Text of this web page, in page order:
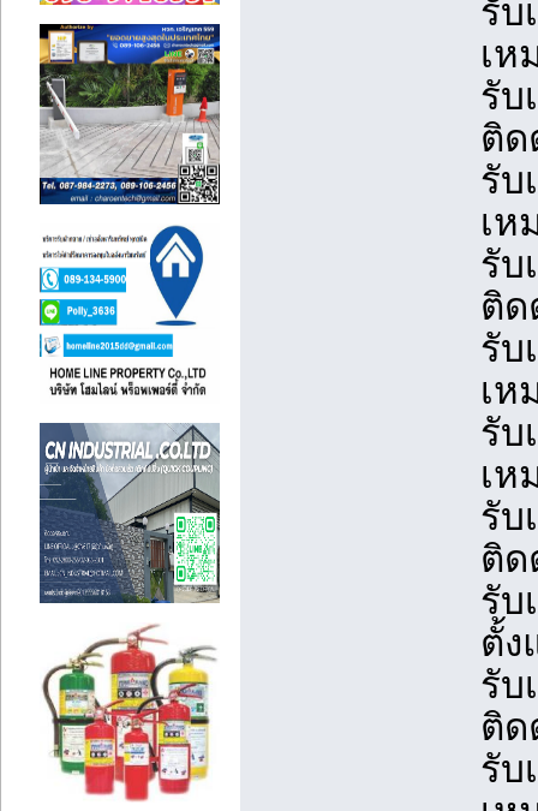
รับ
เห
รับ
ติด
รับ
เห
รับ
ติด
รับ
เห
รับ
เห
รับ
ติด
รับ
ตั้ง
รับ
ติด
รับ